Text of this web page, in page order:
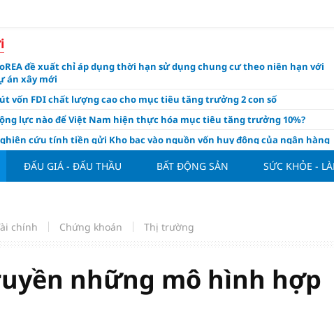
đề xuất chỉ áp dụng thời hạn sử dụng chung cư theo niên hạn với
án xây mới
vốn FDI chất lượng cao cho mục tiêu tăng trưởng 2 con số
lực nào để Việt Nam hiện thực hóa mục tiêu tăng trưởng 10%?
cứu tính tiền gửi Kho bạc vào nguồn vốn huy động của ngân hàng
sao Mỹ cùng Nhật Bản "nâng đỡ" đồng yên?
lá tía tô thế nào để hỗ trợ làm đẹp da, mượt tóc?
Việt Nam tính bài toán xoay tua tại ASEAN Cup 2026 và màn đáp trả
lửa của Hoàng Hên
thông nguồn cung vật liệu xây dựng
ĐẤU GIÁ - ĐẤU THẦU BẤT ĐỘNG SẢN SỨC KHỎE -
chính Chứng khoán Thị trường
những mô hình hợp